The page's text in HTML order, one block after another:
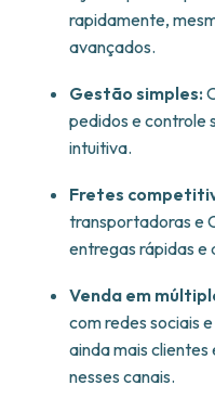
rapidamente,
avançados.
Gestão simples:
pedidos e controle
intuitiva.
Fretes
transportadoras e
entregas rápidas e
Venda em
com redes sociais
ainda mais
nesses canais.